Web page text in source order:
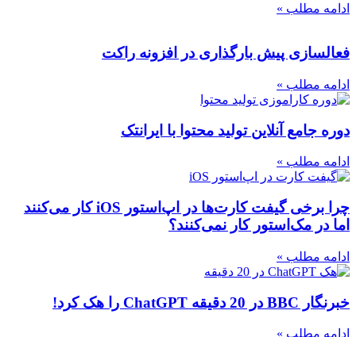
ادامه مطلب »
فعالسازی پیش بارگذاری در افزونه راکت
ادامه مطلب »
دوره جامع آنلاین تولید محتوا با ایرانتک
ادامه مطلب »
چرا برخی گیفت کارت‌ها در اپ‌استور iOS کار می‌کنند
اما در مک‌استور کار نمی‌کنند؟
ادامه مطلب »
خبرنگار BBC در 20 دقیقه ChatGPT را هک کرد!
ادامه مطلب »